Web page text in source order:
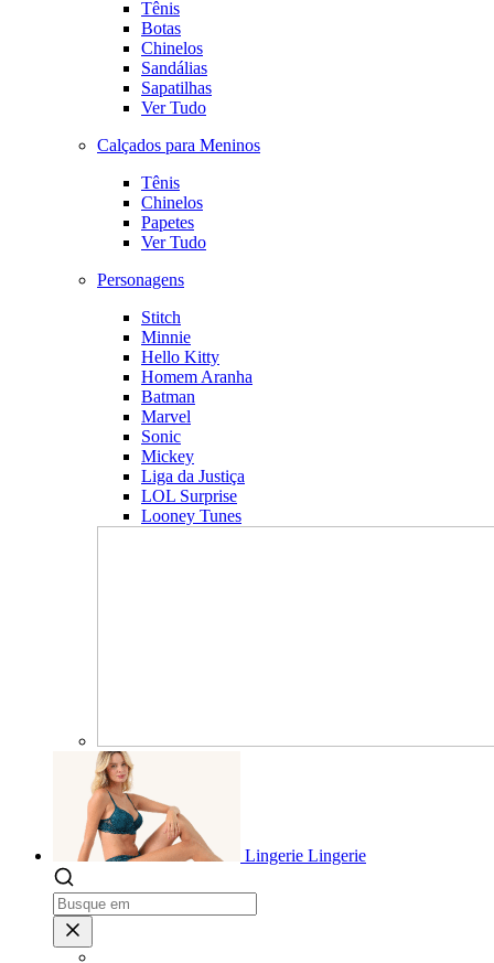
Tênis
Botas
Chinelos
Sandálias
Sapatilhas
Ver Tudo
Calçados para Meninos
Tênis
Chinelos
Papetes
Ver Tudo
Personagens
Stitch
Minnie
Hello Kitty
Homem Aranha
Batman
Marvel
Sonic
Mickey
Liga da Justiça
LOL Surprise
Looney Tunes
Lingerie Lingerie